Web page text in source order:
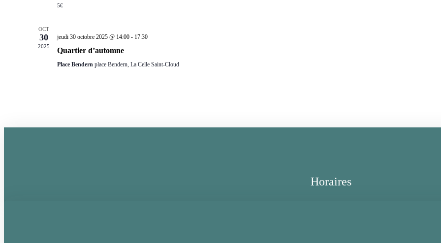
5€
OCT
30
2025
jeudi 30 octobre 2025 @ 14:00- 17:30
Quartier d’automne
Place Bendern place Bendern, La Celle Saint-Cloud
Horaires